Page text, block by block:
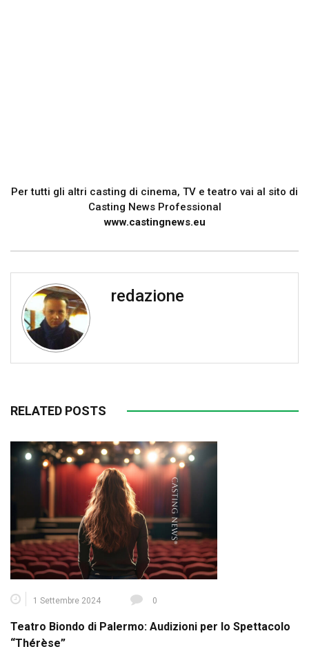
Per tutti gli altri casting di cinema, TV e teatro vai al sito di
Casting News Professional
www.castingnews.eu
redazione
RELATED POSTS
1 Settembre 2024 0
Teatro Biondo di Palermo: Audizioni per lo Spettacolo
“Thérèse”